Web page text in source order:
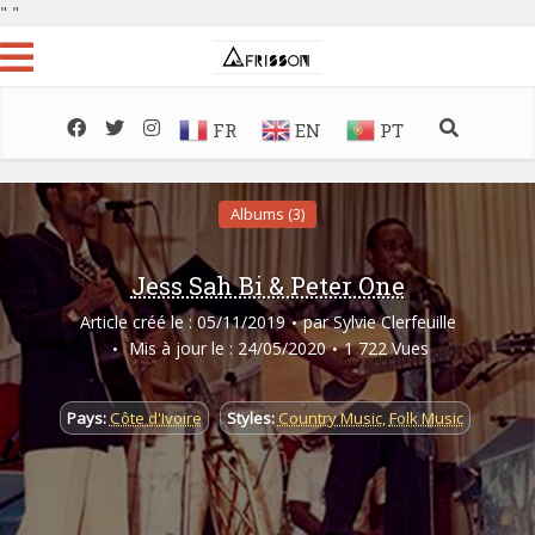
" "
FR EN PT
Albums (3)
Jess Sah Bi & Peter One
Article créé le : 05/11/2019 par Sylvie Clerfeuille
Mis à jour le : 24/05/2020
1 722 Vues
Pays:Côte d'Ivoire Styles: Country Music,Folk Music